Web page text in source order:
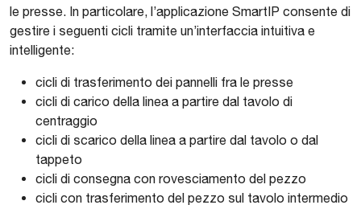
le presse. In particolare, l’applicazione SmartIP consente di
gestire i seguenti cicli tramite un’interfaccia intuitiva e
intelligente:
cicli di trasferimento dei pannelli fra le presse
cicli di carico della linea a partire dal tavolo di
centraggio
cicli di scarico della linea a partire dal tavolo o dal
tappeto
cicli di consegna con rovesciamento del pezzo
cicli con trasferimento del pezzo sul tavolo intermedio